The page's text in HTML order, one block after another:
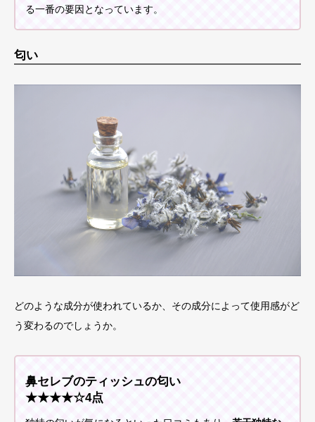
る一番の要因となっています。
匂い
どのような成分が使われているか、その成分によって使用感がど
う変わるのでしょうか。
鼻セレブのティッシュの匂い
★★★★☆4点